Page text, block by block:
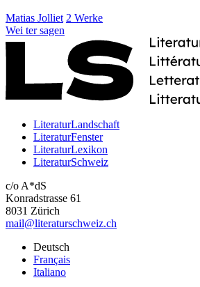
Matias Jolliet 2 Werke
Wei ter sagen
LiteraturLandschaft
LiteraturFenster
LiteraturLexikon
LiteraturSchweiz
c/o A*dS
Konradstrasse 61
8031 Zürich
mail@literaturschweiz.ch
Deutsch
Français
Italiano